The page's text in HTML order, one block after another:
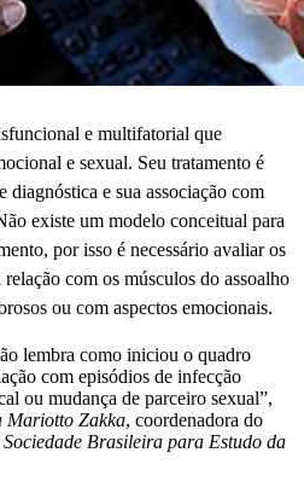
e multifatorial que
e sexual. Seu tratamento é
e sua associação com
existe um modelo conceitual para
por isso é necessário avaliar os
com os músculos do assoalho
ou com aspectos emocionais.
lembra como iniciou o quadro
com episódios de infecção
ou mudança de parceiro sexual”,
Mariotto Zakka, coordenadora do
Brasileira para Estudo da